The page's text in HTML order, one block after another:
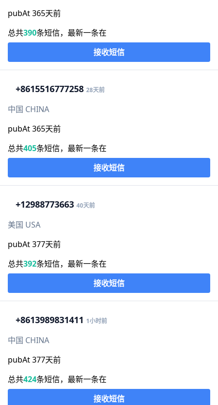
pubAt 365天前
总共390条短信，最新一条在
接收短信
+8615516777258 28天前
中国 CHINA
pubAt 365天前
总共405条短信，最新一条在
接收短信
+12988773663 40天前
美国 USA
pubAt 377天前
总共392条短信，最新一条在
接收短信
+8613989831411 1小时前
中国 CHINA
pubAt 377天前
总共424条短信，最新一条在
接收短信